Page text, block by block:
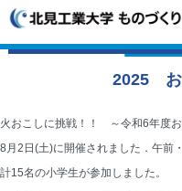
2025 お
火おこしに挑戦！！ ～令和6年度
8月2日(土)に開催されました．午前
計15名の小学生が参加しました。